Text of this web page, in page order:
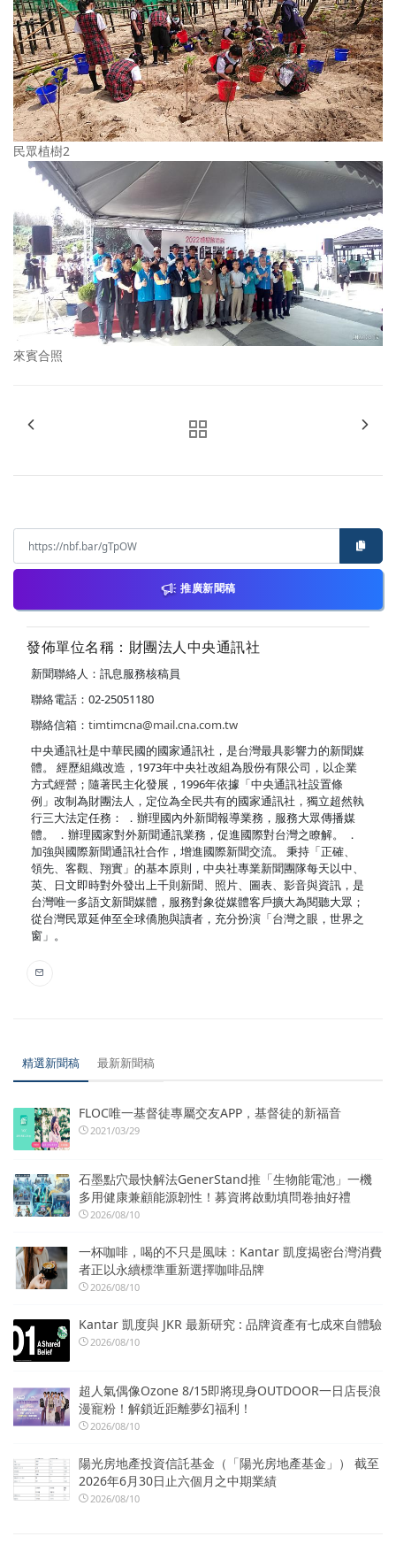
民眾植樹2
來賓合照
推廣新聞稿
發佈單位名稱：財團法人中央通訊社
新聞聯絡人：訊息服務核稿員
聯絡電話：02-25051180
聯絡信箱： timtimcna@mail.cna.com.tw
中央通訊社是中華民國的國家通訊社，是台灣最具影響力的新聞媒
體。 經歷組織改造，1973年中央社改組為股份有限公司，以企業
方式經營；隨著民主化發展，1996年依據「中央通訊社設置條
例」改制為財團法人，定位為全民共有的國家通訊社，獨立超然執
行三大法定任務： ．辦理國內外新聞報導業務，服務大眾傳播媒
體。 ．辦理國家對外新聞通訊業務，促進國際對台灣之瞭解。 ．
加強與國際新聞通訊社合作，增進國際新聞交流。 秉持「正確、
領先、客觀、翔實」的基本原則，中央社專業新聞團隊每天以中、
英、日文即時對外發出上千則新聞、照片、圖表、影音與資訊，是
台灣唯一多語文新聞媒體，服務對象從媒體客戶擴大為閱聽大眾；
從台灣民眾延伸至全球僑胞與讀者，充分扮演「台灣之眼，世界之
窗」。
精選新聞稿 最新新聞稿
FLOC唯一基督徒專屬交友APP，基督徒的新福音
2021/03/29
石墨點穴最快解法GenerStand推「生物能電池」一機
多用健康兼顧能源韌性！募資將啟動填問卷抽好禮
2026/08/10
一杯咖啡，喝的不只是風味：Kantar 凱度揭密台灣消費
者正以永續標準重新選擇咖啡品牌
2026/08/10
Kantar 凱度與 JKR 最新研究 : 品牌資產有七成來自體驗
2026/08/10
超人氣偶像Ozone 8/15即將現身OUTDOOR一日店長浪
漫寵粉！解鎖近距離夢幻福利！
2026/08/10
陽光房地產投資信託基金（「陽光房地產基金」） 截至
2026年6月30日止六個月之中期業績
2026/08/10